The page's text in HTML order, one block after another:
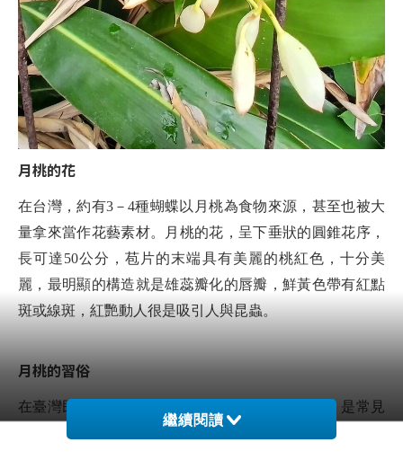
月桃的花
在台灣，約有3－4種蝴蝶以月桃為食物來源，甚至也被大
量拿來當作花藝素材。月桃的花，呈下垂狀的圓錐花序，
長可達50公分，苞片的末端具有美麗的桃紅色，十分美
麗，最明顯的構造就是雄蕊瓣化的唇瓣，鮮黃色帶有紅點
斑或線斑，紅艷動人很是吸引人與昆蟲。
月桃的習俗
在臺灣民間信仰中，端午節掛榕枝、艾草與香茅，是常見
的避邪物組合，而因月桃開花時其花瓣內側黃色與紅色相
繼續閱讀